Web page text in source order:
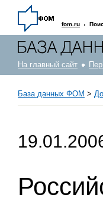
fom.ru ·
На главный сайт
База данных ФОМ >